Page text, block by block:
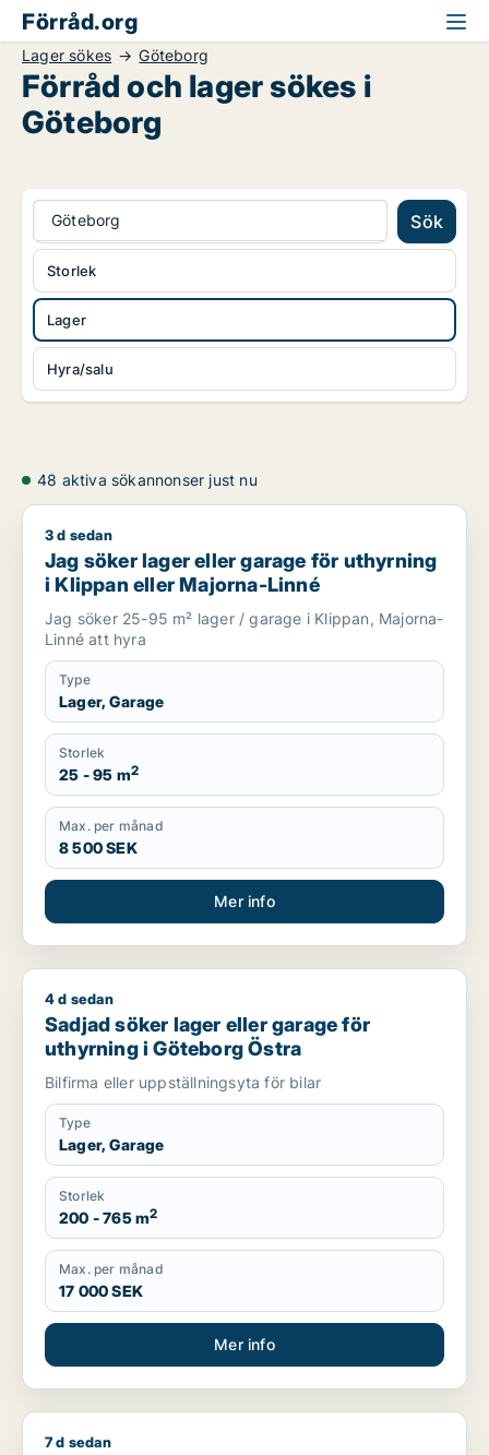
Förråd.org
Lager sökes Göteborg
Förråd och lager sökes i
Göteborg
Göteborg Sök
Lager
Hyra/salu
Storlek
48 aktiva sökannonser just nu
Jag söker lager eller garage för uthyrning i Klippan eller
3 d sedan
Jag söker lager eller garage för uthyrning
i Klippan eller Majorna-Linné
Jag söker 25-95 m² lager / garage i Klippan, Majorna-
Linné att hyra
Type
Lager, Garage
Storlek
25 - 95 m2
Max. per månad
8 500 SEK
Mer info
Sadjad söker lager eller garage för uthyrning i Göteborg
4 d sedan
Sadjad söker lager eller garage för
uthyrning i Göteborg Östra
Bilfirma eller uppställningsyta för bilar
Type
Lager, Garage
Storlek
200 - 765 m2
Max. per månad
17 000 SEK
Mer info
Quincy söker lager eller industrilokal för uthyrning i
7 d sedan